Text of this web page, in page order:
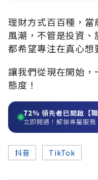
理財方式百百種，
風潮，不管是投資、
都希望專注在真心想
讓我們從現在開始
態度！
72% 領先者已開啟【職
立即開通！解鎖專屬服務
抖音 TikTok